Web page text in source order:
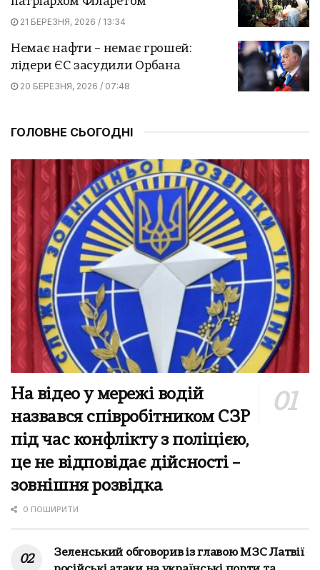
21 БЕРЕЗНЯ, 2026 / 13:34
Немає нафти – немає грошей:
лідери ЄС засудили Орбана
20 БЕРЕЗНЯ, 2026 / 07:48
ГОЛОВНЕ СЬОГОДНІ
На відео у мережі водій
назвався співробітником СЗР
під час конфлікту з поліцією,
це не відповідає дійсності –
зовнішня розвідка
0 ПОШИРИТИ
Зеленський обговорив із главою МЗС Латвії